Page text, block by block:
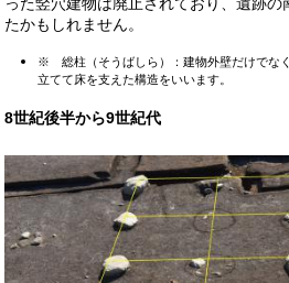
った竪穴建物は廃止されており、遺跡
たかもしれません。
※ 総柱（そうばしら）：建物外壁だけでな
立てて床を支えた構造をいいます。
8世紀後半から9世紀代